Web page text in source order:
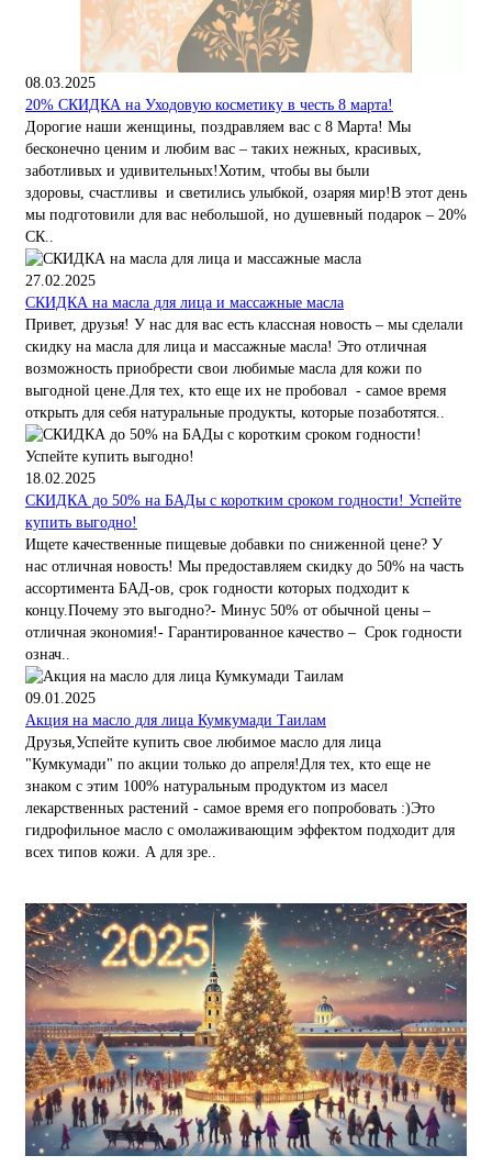
08.03.2025
20% СКИДКА на Уходовую косметику в честь 8 марта!
Дорогие наши женщины, поздравляем вас с 8 Марта! Мы
бесконечно ценим и любим вас – таких нежных, красивых,
заботливых и удивительных!Хотим, чтобы вы были
здоровы, счастливы и светились улыбкой, озаряя мир!В этот день
мы подготовили для вас небольшой, но душевный подарок – 20%
СК..
27.02.2025
СКИДКА на масла для лица и массажные масла
Привет, друзья! У нас для вас есть классная новость – мы сделали
скидку на масла для лица и массажные масла! Это отличная
возможность приобрести свои любимые масла для кожи по
выгодной цене.Для тех, кто еще их не пробовал - самое время
открыть для себя натуральные продукты, которые позаботятся..
18.02.2025
СКИДКА до 50% на БАДы с коротким сроком годности! Успейте
купить выгодно!
Ищете качественные пищевые добавки по сниженной цене? У
нас отличная новость! Мы предоставляем скидку до 50% на часть
ассортимента БАД-ов, срок годности которых подходит к
концу.Почему это выгодно?- Минус 50% от обычной цены –
отличная экономия!- Гарантированное качество – Срок годности
означ..
09.01.2025
Акция на масло для лица Кумкумади Таилам
Друзья,Успейте купить свое любимое масло для лица
"Кумкумади" по акции только до апреля!Для тех, кто еще не
знаком с этим 100% натуральным продуктом из масел
лекарственных растений - самое время его попробовать :)Это
гидрофильное масло с омолаживающим эффектом подходит для
всех типов кожи. А для зре..